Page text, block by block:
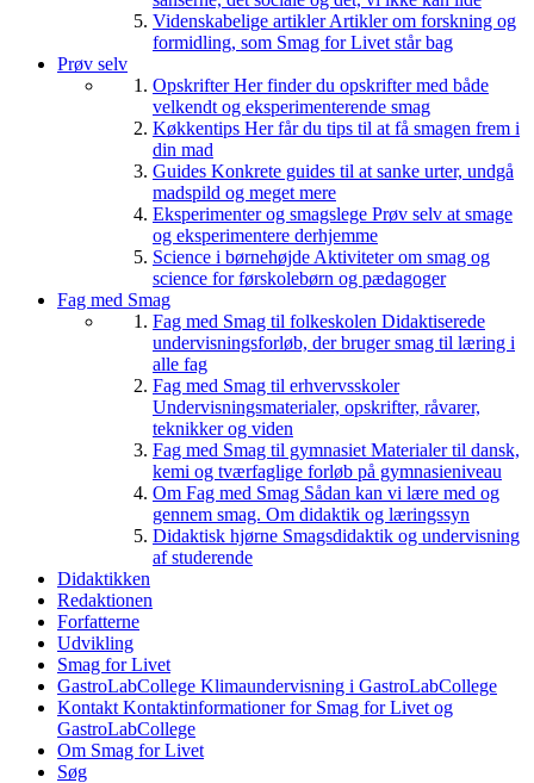
Videnskabelige artiklerArtikler om forskning og
formidling, som Smag for Livet står bag
Prøv selv
OpskrifterHer finder du opskrifter med både
velkendt og eksperimenterende smag
Køkkentips Her får du tips til at få smagen frem i
din mad
Guides Konkrete guides til at sanke urter, undgå
madspild og meget mere
Eksperimenter og smagslege Prøv selv at smage
og eksperimentere derhjemme
Science i børnehøjde Aktiviteter om smag og
science for førskolebørn og pædagoger
Fag med Smag
Fag med Smag til folkeskolen Didaktiserede
undervisningsforløb, der bruger smag til læring i
alle fag
Fag med Smag til erhvervsskoler
Undervisningsmaterialer, opskrifter, råvarer,
teknikker og viden
Fag med Smag til gymnasiet Materialer til dansk,
kemi og tværfaglige forløb på gymnasieniveau
Om Fag med Smag Sådan kan vi lære med og
gennem smag. Om didaktik og læringssyn
Didaktisk hjørne Smagsdidaktik og undervisning
af studerende
Didaktikken
Redaktionen
Forfatterne
Udvikling
Smag for Livet
GastroLabCollege Klimaundervisning i GastroLabCollege
Kontakt Kontaktinformationer for Smag for Livet og
GastroLabCollege
Om Smag for Livet
Søg